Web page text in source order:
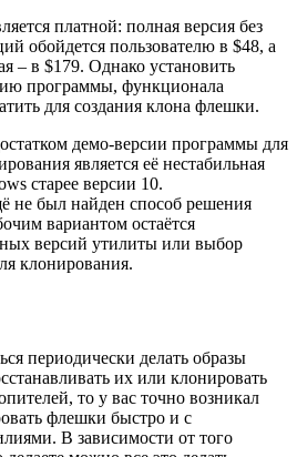
платной: полная версия без
обойдется пользователю в $48, а
– в $179. Однако установить
программы, функционала
для создания клона флешки.
демо-версии программы для
является её нестабильная
старее версии 10.
не был найден способ решения
вариантом остаётся
версий утилиты или выбор
клонирования.
периодически делать образы
их или клонировать
то у вас точно возникал
флешки быстро и с
В зависимости от того